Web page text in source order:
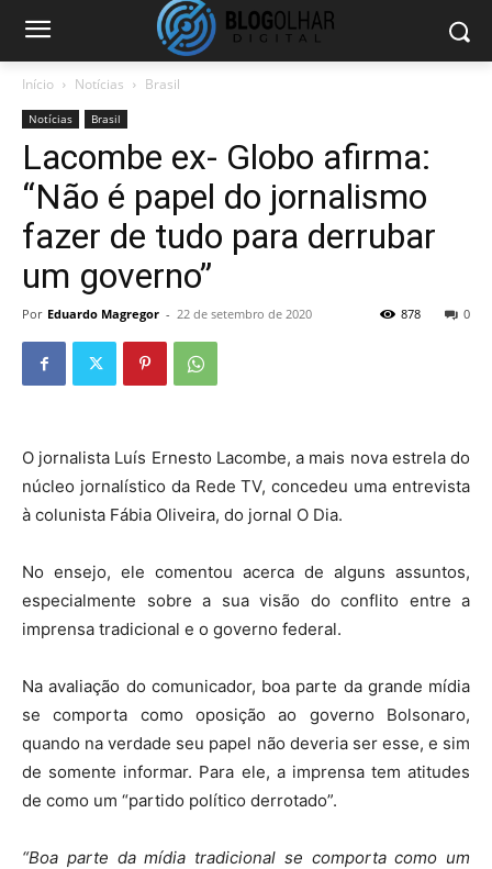
Início Notícias Brasil
Notícias Brasil
Lacombe ex- Globo afirma:
“Não é papel do jornalismo
fazer de tudo para derrubar
um governo”
Por Eduardo Magregor - 22 de setembro de 2020 0
878
O jornalista Luís Ernesto Lacombe, a mais nova estrela do
núcleo jornalístico da Rede TV, concedeu uma entrevista
à colunista Fábia Oliveira, do jornal O Dia.
No ensejo, ele comentou acerca de alguns assuntos,
especialmente sobre a sua visão do conflito entre a
imprensa tradicional e o governo federal.
Na avaliação do comunicador, boa parte da grande mídia
se comporta como oposição ao governo Bolsonaro,
quando na verdade seu papel não deveria ser esse, e sim
de somente informar. Para ele, a imprensa tem atitudes
de como um “partido político derrotado”.
“Boa parte da mídia tradicional se comporta como um